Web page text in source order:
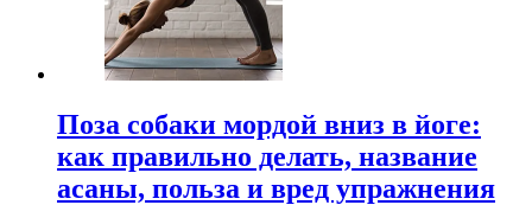
Поза собаки мордой вниз в йоге:
как правильно делать, название
асаны, польза и вред упражнения